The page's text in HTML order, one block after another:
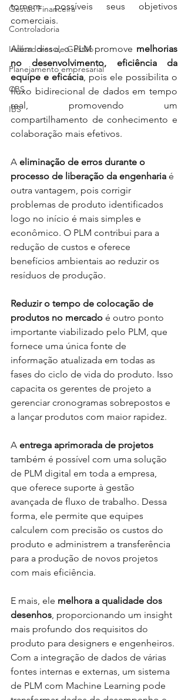
Gestão Financeira
Controladoria
Indicadores de Gestão
Planejamento empresarial
CBS
IBS
tornem possíveis seus objetivos
comerciais.
Além disso, o PLM promove melhorias
no desenvolvimento, eficiência da
equipe e eficácia, pois ele possibilita o
fluxo bidirecional de dados em tempo
real, promovendo um
compartilhamento de conhecimento e
colaboração mais efetivos.
A eliminação de erros durante o
processo de liberação da engenharia é
outra vantagem, pois corrigir
problemas de produto identificados
logo no início é mais simples e
econômico. O PLM contribui para a
redução de custos e oferece
benefícios ambientais ao reduzir os
resíduos de produção.
Reduzir o tempo de colocação de
produtos no mercado é outro ponto
importante viabilizado pelo PLM, que
fornece uma única fonte de
informação atualizada em todas as
fases do ciclo de vida do produto. Isso
capacita os gerentes de projeto a
gerenciar cronogramas sobrepostos e
a lançar produtos com maior rapidez.
A entrega aprimorada de projetos
também é possível com uma solução
de PLM digital em toda a empresa,
que oferece suporte à gestão
avançada de fluxo de trabalho. Dessa
forma, ele permite que equipes
calculem com precisão os custos do
produto e administrem a transferência
para a produção de novos projetos
com mais eficiência.
E mais, ele melhora a qualidade dos
desenhos, proporcionando um insight
mais profundo dos requisitos do
produto para designers e engenheiros.
Com a integração de dados de várias
fontes internas e externas, um sistema
de PLM com Machine Learning pode